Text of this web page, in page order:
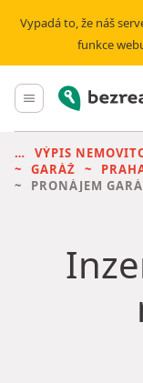
Vypadá to, že náš
funkce
Hlavní menu
Bezrealitky
VÝPIS
GARÁŽ
PRONÁJEM